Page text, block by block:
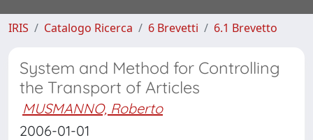
IRIS Catalogo Ricerca 6 Brevetti 6.1 Brevetto
System and Method for Controlling
the Transport of Articles
MUSMANNO, Roberto
2006-01-01